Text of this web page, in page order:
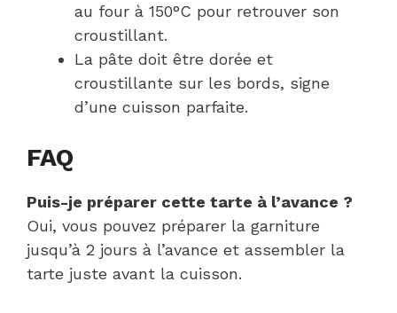
au four à 150°C pour retrouver son
croustillant.
La pâte doit être dorée et
croustillante sur les bords, signe
d’une cuisson parfaite.
FAQ
Puis-je préparer cette tarte à l’avance ?
Oui, vous pouvez préparer la garniture
jusqu’à 2 jours à l’avance et assembler la
tarte juste avant la cuisson.